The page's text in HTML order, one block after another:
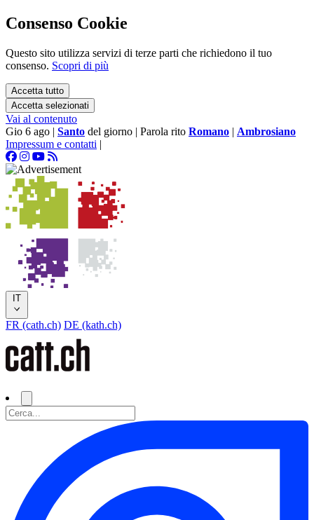
Consenso Cookie
Questo sito utilizza servizi di terze parti che richiedono il tuo
consenso. Scopri di più
Accetta tutto
Accetta selezionati
Vai al contenuto
Gio 6 ago | Santo del giorno | Parola rito Romano | Ambrosiano
Impressum e contatti |
IT
FR (cath.ch) DE (kath.ch)